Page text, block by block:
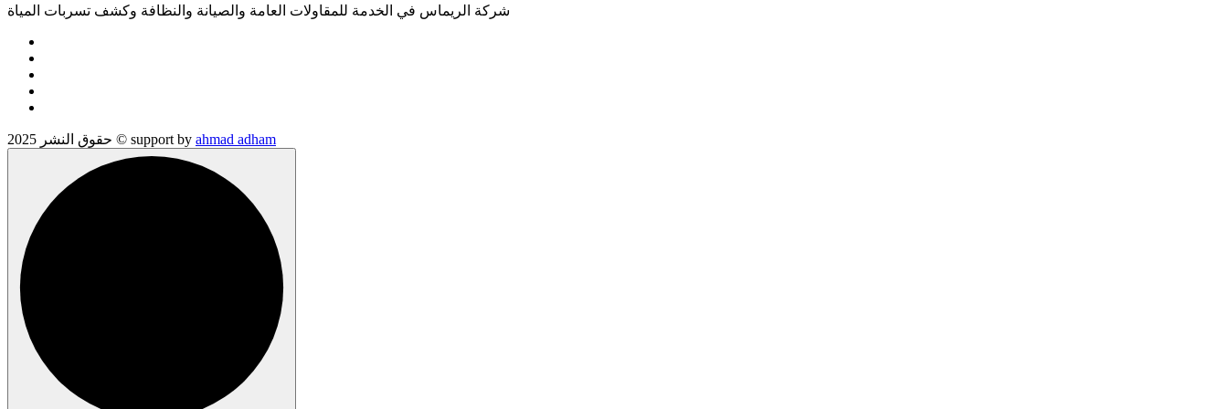
شركة الريماس في الخدمة للمقاولات العامة والصيانة والنظافة وكشف تسربات المياة
حقوق النشر 2025 © support by ahmad adham